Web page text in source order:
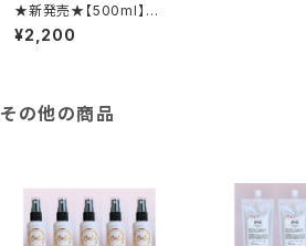
★新発売★【500ml】詰
め替えスパウトパウチ
Roots（植物生まれの
¥2,200
その他の商品